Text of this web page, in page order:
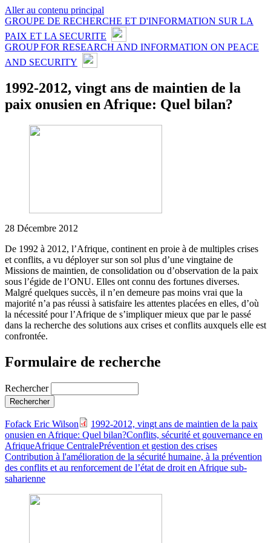
Aller au contenu principal
GROUPE DE RECHERCHE ET D'INFORMATION SUR LA
PAIX ET LA SECURITE
GROUP FOR RESEARCH AND INFORMATION ON PEACE
AND SECURITY
1992-2012, vingt ans de maintien de la
paix onusien en Afrique: Quel bilan?
28 Décembre 2012
De 1992 à 2012, l’Afrique, continent en proie à de multiples crises
et conflits, a vu déployer sur son sol plus d’une vingtaine de
Missions de maintien, de consolidation ou d’observation de la paix
sous l’égide de l’ONU. Elles ont connu des fortunes diverses.
Malgré quelques succès, il n’en demeure pas moins vrai que la
majorité n’a pas réussi à satisfaire les attentes placées en elles, d’où
la nécessité pour l’Afrique de s’impliquer mieux que par le passé
dans la recherche des solutions aux crises et conflits auxquels elle est
confrontée.
Formulaire de recherche
Rechercher
Fofack Eric Wilson
1992-2012, vingt ans de maintien de la paix
onusien en Afrique: Quel bilan?Conflits, sécurité et gouvernance en
AfriqueAfrique CentralePrévention et gestion des crises
Contribution à l'amélioration de la sécurité humaine, à la prévention
des conflits et au renforcement de l’état de droit en Afrique sub-
saharienne